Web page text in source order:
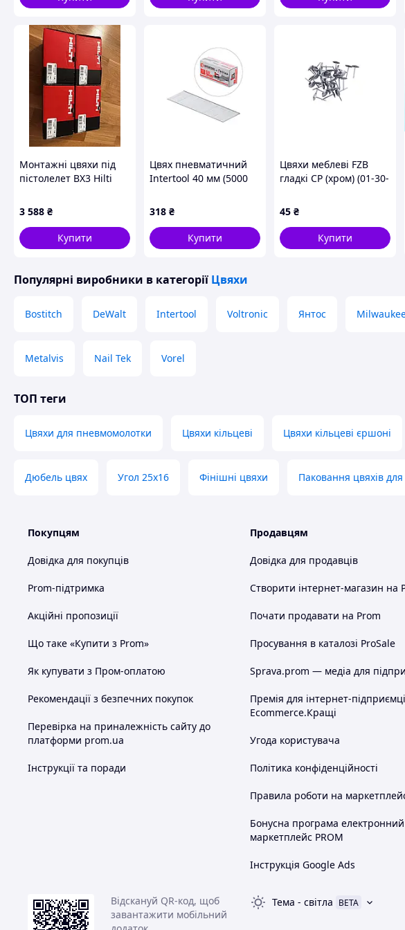
Монтажні цвяхи під
пістолелет BX3 Hilti
3 588 ₴
Купити
Цвях пневматичний
Intertool 40 мм (5000
318 ₴
Купити
Цвяхи меблеві FZB
гладкі CP (хром) (01-30-
45 ₴
Купити
Популярні виробники в категорії Цвяхи
Bostitch DeWalt Intertool Voltronic Янтос
Metalvis Nail Tek Vorel
ТОП теги
Цвяхи для пневмомолотки Цвяхи кільцеві Цвяхи кільцеві єршоні
Дюбель цвях Угол 25х16 Фінішні цвяхи Паковання цвяхів
Покупцям
Довідка для покупців
Prom-підтримка
Акційні пропозиції
Що таке «Купити з Prom»
Як купувати з Пром-оплатою
Рекомендації з безпечних покупок
Перевірка на приналежність сайту до
платформи prom.ua
Інструкції та поради
Продавцям
Довідка для продавців
Створити інтернет-магазин на
Почати продавати на Prom
Просування в каталозі ProSale
Sprava.prom — медіа для
Премія для інтернет-
Ecommerce.Кращі
Угода користувача
Політика конфіденційності
Правила роботи на
Бонусна програма електронний
маркетплейс PROM
Інструкція Google Ads
Відскануй QR-код, щоб
завантажити мобільний
Тема - світла BETA